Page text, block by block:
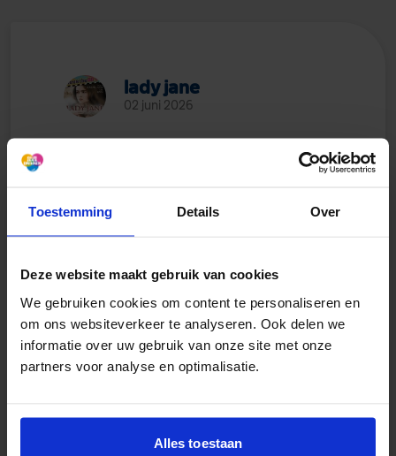
Toestemming Details Over
Deze website maakt gebruik van cookies
We gebruiken cookies om content te personaliseren en
om ons websiteverkeer te analyseren. Ook delen we
informatie over uw gebruik van onze site met onze
partners voor analyse en optimalisatie.
Alles toestaan
lady jane
02 juni 2026
maart volgend jaar
02 juni 2026